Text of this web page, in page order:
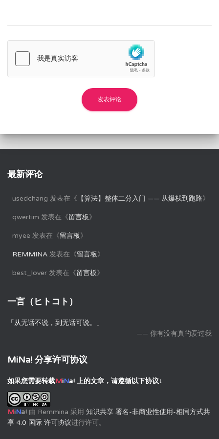
最新评论
usedchang 发表在《 【算法】整体二分入门 —— 从爆栈到跑路》
qwertim 发表在《留言板》
myee 发表在《留言板》
REMMINA 发表在《留言板》
best_lover 发表在《留言板》
一言（ヒトコト）
「从无话不说，到无话可说。」
—— 你有没有真的爱过我
MiNa! 分享许可协议
如果您需要转载MiNa! 上的文章，请遵循以下协议↓
MiNa! 由 Remmina 采用 知识共享 署名-非商业性使用-相同方式共
享 4.0 国际 许可协议进行许可。